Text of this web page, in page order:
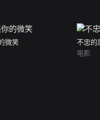
微笑
不忠的
电影